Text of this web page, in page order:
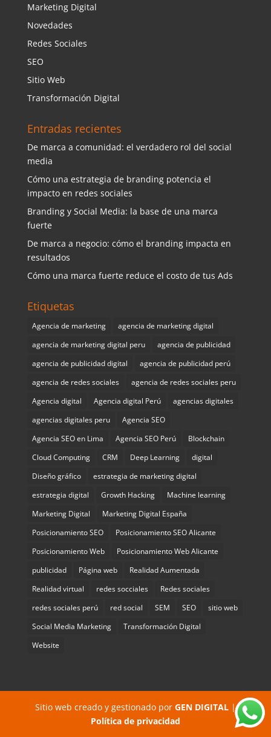
Marketing Digital
Novedades
Redes Sociales
SEO
Sitio Web
Transformación Digital
Entradas recientes
De marca a comunidad: el verdadero rol del social
media
Cómo una estrategia de branding potencia el
impacto en redes sociales
Branding y Social Media: la base de una marca
fuerte
De marca a negocio: cómo el branding impacta en
resultados
Cómo una marca fuerte reduce el costo de tus Ads
Etiquetas
Agencia de marketing
agencia de marketing digital
agencia de marketing digital peru
agencia de publicidad
agencia de publicidad digital
agencia de publicidad perú
agencia de redes sociales
agencia de redes sociales peru
Agencia digital
Agencia digital Perú
agencias digitales
agencias digitales peru
Agencia SEO
Agencia SEO en Lima
Agencia SEO Perú
Blockchain
Cloud Computing
CRM Deep Learning
digital
Diseño gráfico
estrategia de marketing digital
estrategia digital
Growth Hacking
Machine learning
Marketing Digital
Marketing Digital España
Posicionamiento SEO
Posicionamiento SEO Alicante
Posicionamiento Web
Posicionamiento Web Alicante
publicidad
Página web
Realidad Aumentada
Realidad virtual
redes socciales
Redes sociales
redes sociales perú
red social SEM SEO
sitio web
Social Media Marketing
Transformación Digital
Website
Sitio web creado y gestionado por GEN DIGITAL|
Política de privacidad